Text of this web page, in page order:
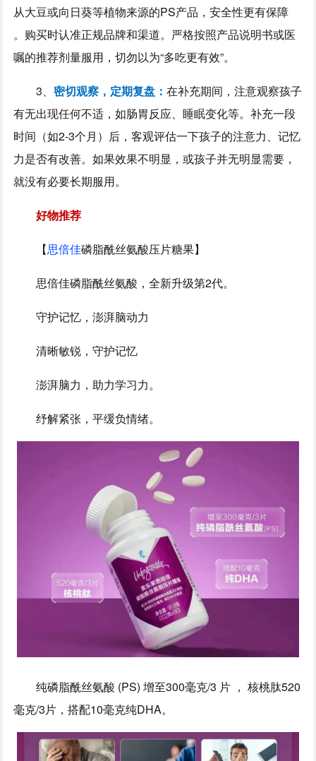
从大豆或向日葵等植物来源的PS产品，安全性更有保障
。购买时认准正规品牌和渠道。严格按照产品说明书或医
嘱的推荐剂量服用，切勿以为“多吃更有效”。
3、密切观察，定期复盘：在补充期间，注意观察孩子
有无出现任何不适，如肠胃反应、睡眠变化等。补充一段
时间（如2-3个月）后，客观评估一下孩子的注意力、记忆
力是否有改善。如果效果不明显，或孩子并无明显需要，
就没有必要长期服用。
好物推荐
【思倍佳磷脂酰丝氨酸压片糖果】
思倍佳磷脂酰丝氨酸，全新升级第2代。
守护记忆，澎湃脑动力
清晰敏锐，守护记忆
澎湃脑力，助力学习力。
纾解紧张，平缓负情绪。
纯磷脂酰丝氨酸 (PS) 增至300毫克/3 片 ， 核桃肽520
毫克/3片，搭配10毫克纯DHA。